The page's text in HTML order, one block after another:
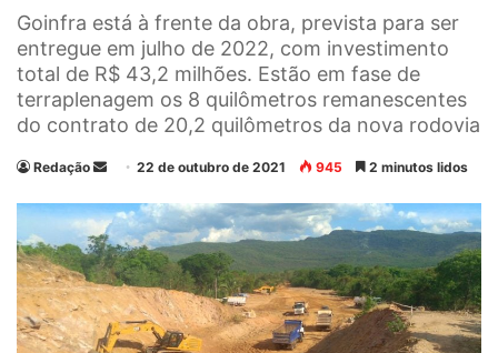
Goinfra está à frente da obra, prevista para ser
entregue em julho de 2022, com investimento
total de R$ 43,2 milhões. Estão em fase de
terraplenagem os 8 quilômetros remanescentes
do contrato de 20,2 quilômetros da nova rodovia
Redação
n
d
e
u
m
22 de outubro de 2021 945 2 minutos lidos